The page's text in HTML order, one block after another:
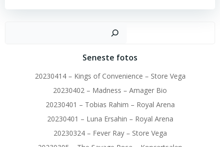
Seneste fotos
20230414 – Kings of Convenience – Store Vega
20230402 – Madness – Amager Bio
20230401 – Tobias Rahim – Royal Arena
20230401 – Luna Ersahin – Royal Arena
20230324 – Fever Ray – Store Vega